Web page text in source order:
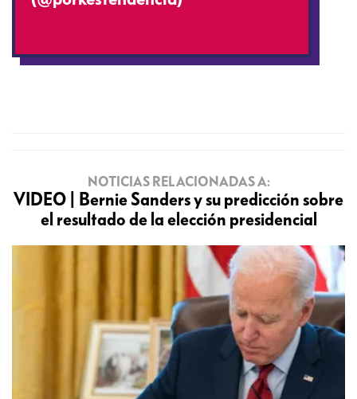
NOTICIAS RELACIONADAS A:
VIDEO | Bernie Sanders y su predicción sobre
el resultado de la elección presidencial